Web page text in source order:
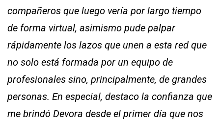
compañeros que luego vería por largo tiempo
de forma virtual, asimismo pude palpar
rápidamente los lazos que unen a esta red que
no solo está formada por un equipo de
profesionales sino, principalmente, de grandes
personas. En especial, destaco la confianza que
me brindó Devora desde el primer día que nos